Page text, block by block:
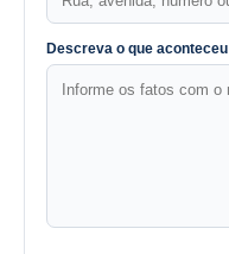
Descreva o que aconteceu